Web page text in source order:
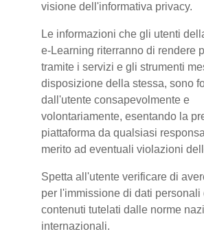
visione dell'informativa privacy.
Le informazioni che gli utenti
e-Learning riterranno di rendere
tramite i servizi e gli strumenti
disposizione della stessa, sono
dall'utente consapevolmente e
volontariamente, esentando la
piattaforma da qualsiasi
merito ad eventuali violazioni
Spetta all'utente verificare di
per l'immissione di dati personali
contenuti tutelati dalle norme
internazionali.